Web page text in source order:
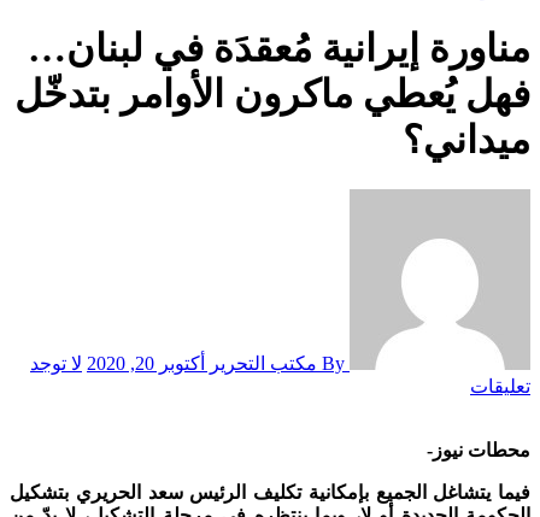
مناورة إيرانية مُعقدَة في لبنان…
فهل يُعطي ماكرون الأوامر بتدخّل
ميداني؟
أكتوبر 20, 2020
لا توجد
تعليقات
محطات نيوز-
فيما يتشاغل الجميع بإمكانية تكليف الرئيس سعد الحريري بتشكيل